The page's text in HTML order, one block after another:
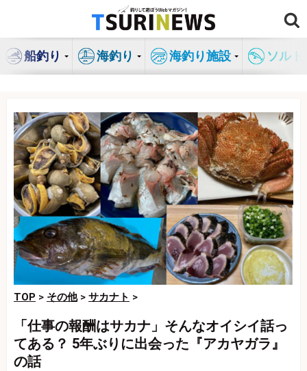
ン
船釣り 海釣り 海釣り施設 ソル
TOP > その他> サカナト >
「仕事の報酬はサカナ」そんなオイシイ話っ
てある？ 5年ぶりに出会った『アカヤガラ』
の話